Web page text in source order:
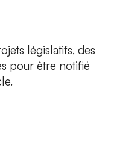
législatifs, des
pour être notifié